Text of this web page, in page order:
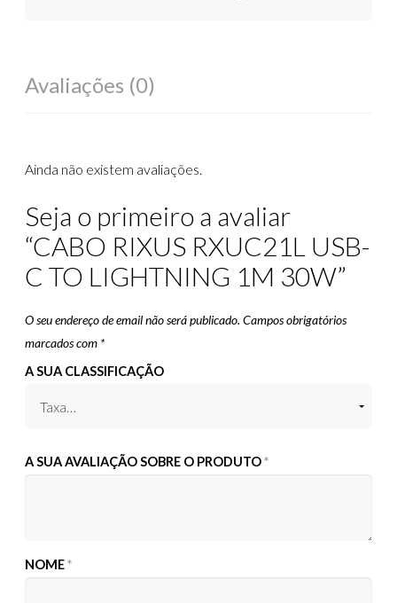
Avaliações (0)
Ainda não existem avaliações.
Seja o primeiro a avaliar
“CABO RIXUS RXUC21L USB-
C TO LIGHTNING 1M 30W”
O seu endereço de email não será publicado. Campos obrigatórios
marcados com *
A SUA CLASSIFICAÇÃO
A SUA AVALIAÇÃO SOBRE O PRODUTO*
NOME*